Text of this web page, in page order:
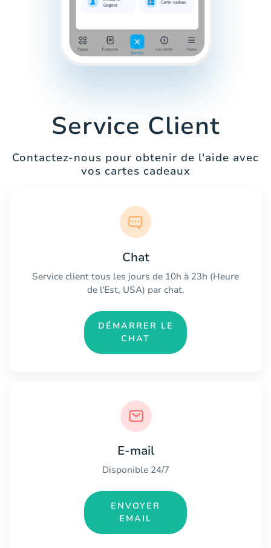
Service Client
Contactez-nous pour obtenir de l'aide avec
vos cartes cadeaux
Chat
Service client tous les jours de 10h à 23h (Heure
de l'Est, USA) par chat.
DÉMARRER LE
CHAT
E-mail
Disponible 24/7
ENVOYER
EMAIL